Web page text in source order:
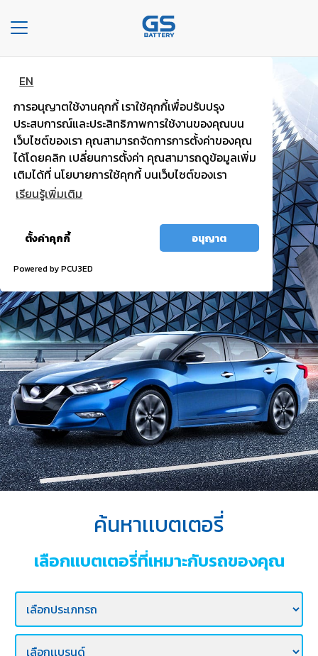
EN
การอนุญาตใช้งานคุกกี้ เราใช้คุกกี้เพื่อปรับปรุง
ประสบการณ์และประสิทธิภาพการใช้งานของคุณบน
เว็บไซต์ของเรา คุณสามารถจัดการการตั้งค่าของคุณ
ได้โดยคลิก เปลี่ยนการตั้งค่า คุณสามารถดูข้อมูลเพิ่ม
เติมได้ที่ นโยบายการใช้คุกกี้ บนเว็บไซต์ของเรา
เรียนรู้เพิ่มเติม
ตั้งค่าคุกกี้ อนุญาต
Powered by PCU3ED
Toggle
navigation
หน้า
หลัก
องค์กร
ประเภท
รถยนต์
เภท
เต
อรี่
บริการ
ของ
เรา
ค้นหา
ร้าน
แบตเตอรี่
ข่าว
เเละ
กิจกรรม
กับ
ติดต่อ
เรา
แบตพลังอึด
รถยนต์นั่งส่วนบุคคล
ไฟแรง มั่นใจ กำลังไฟสตาร์ทสูง
ค้นหาเเบตเตอรี่
เลือกเเบตเตอรี่ที่เหมาะกับรถของคุณ